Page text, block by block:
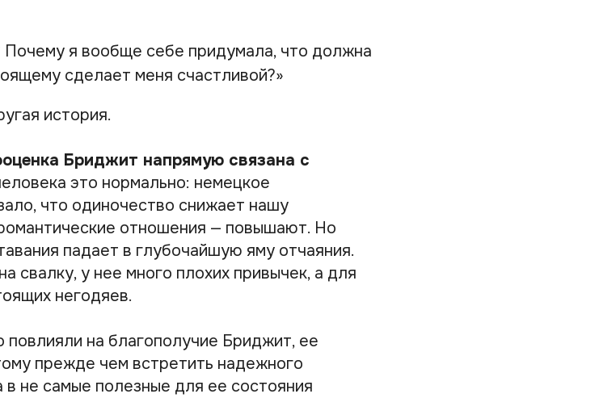
Почему я вообще себе придумала, что должна
сделает меня счастливой?»
история.
Бриджит напрямую связана с
это нормально: немецкое
что одиночество снижает нашу
отношения — повышают. Но
падает в глубочайшую яму отчаяния.
свалку, у нее много плохих привычек, а для
негодяев.
на благополучие Бриджит, ее
прежде чем встретить надежного
в не самые полезные для ее состояния